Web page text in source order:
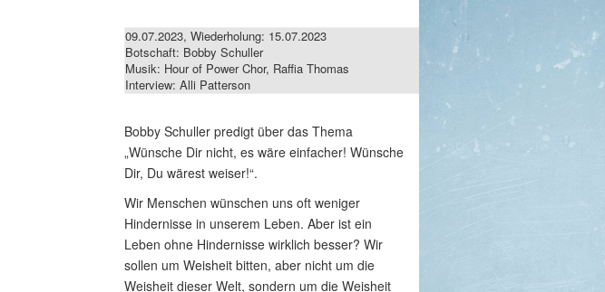
09.07.2023, Wiederholung: 15.07.2023
Botschaft: Bobby Schuller
Musik: Hour of Power Chor, Raffia Thomas
Interview: Alli Patterson
Bobby Schuller predigt über das Thema
„Wünsche Dir nicht, es wäre einfacher! Wünsche
Dir, Du wärest weiser!“.
Wir Menschen wünschen uns oft weniger
Hindernisse in unserem Leben. Aber ist ein
Leben ohne Hindernisse wirklich besser? Wir
sollen um Weisheit bitten, aber nicht um die
Weisheit dieser Welt, sondern um die Weisheit